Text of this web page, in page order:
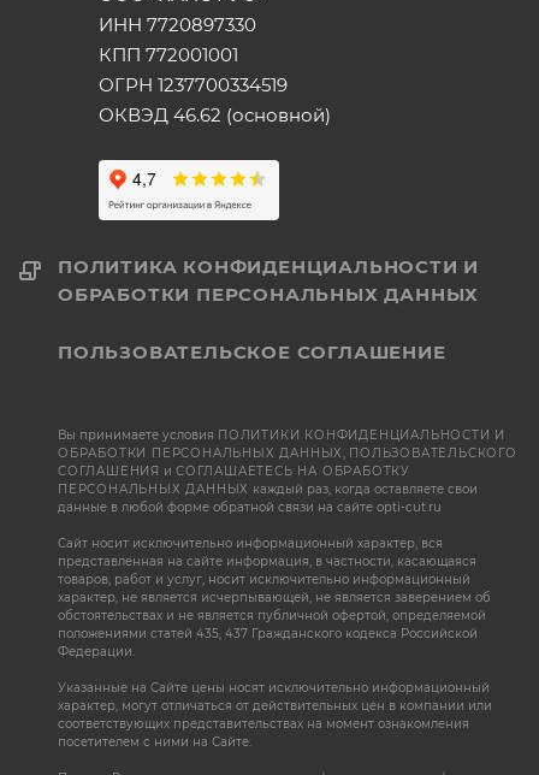
ИНН 7720897330
КПП 772001001
ОГРН 1237700334519
ОКВЭД 46.62 (основной)
ПОЛИТИКА КОНФИДЕНЦИАЛЬНОСТИ И
ОБРАБОТКИ ПЕРСОНАЛЬНЫХ ДАННЫХ
ПОЛЬЗОВАТЕЛЬСКОЕ СОГЛАШЕНИЕ
Вы принимаете условия ПОЛИТИКИ КОНФИДЕНЦИАЛЬНОСТИ И
ОБРАБОТКИ ПЕРСОНАЛЬНЫХ ДАННЫХ, ПОЛЬЗОВАТЕЛЬСКОГО
СОГЛАШЕНИЯ иСОГЛАШАЕТЕСЬ НА ОБРАБОТКУ
ПЕРСОНАЛЬНЫХ ДАННЫХ каждый раз, когда оставляете свои
данные в любой форме обратной связи на сайте opti-cut.ru
Сайт носит исключительно информационный характер, вся
представленная на сайте информация, в частности, касающаяся
товаров, работ и услуг, носит исключительно информационный
характер, не является исчерпывающей, не является заверением об
обстоятельствах и не является публичной офертой, определяемой
положениями статей 435, 437 Гражданского кодекса Российской
Федерации.
Указанные на Сайте цены носят исключительно информационный
характер, могут отличаться от действительных цен в компании или
соответствующих представительствах на момент ознакомления
посетителем с ними на Сайте.